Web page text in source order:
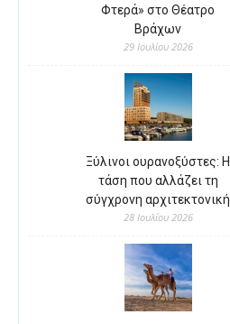
Φτερά» στο Θέατρο
Βράχων
29 Ιουλίου 2026
Ξύλινοι ουρανοξύστες: Η
τάση που αλλάζει τη
σύγχρονη αρχιτεκτονική
28 Ιουλίου 2026